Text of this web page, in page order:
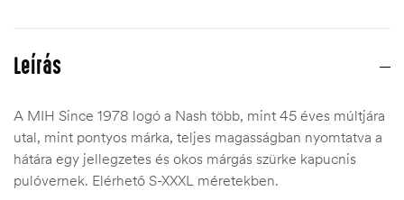
Leírás
A MIH Since 1978 logó a Nash több, mint 45 éves múltjára
utal, mint pontyos márka, teljes magasságban nyomtatva a
hátára egy jellegzetes és okos márgás szürke kapucnis
pulóvernek. Elérhető S-XXXL méretekben.